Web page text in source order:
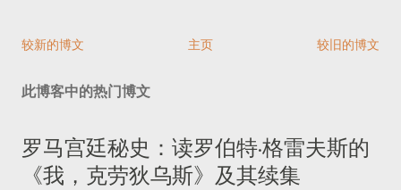
论
较新的博文 较旧的博文
主页
此博客中的热门博文
罗马宫廷秘史：读罗伯特·格雷夫斯的
《我，克劳狄乌斯》及其续集